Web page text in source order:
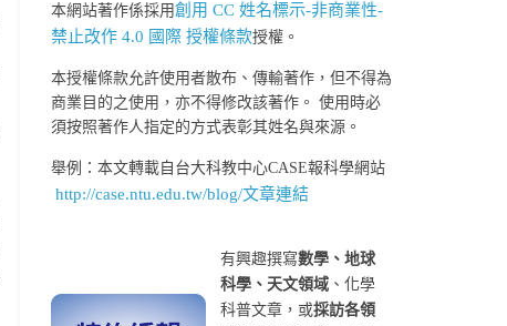
本網站著作係採用創用 CC 姓名標示-非商業性-
禁止改作 4.0 國際 授權條款授權。
本授權條款允許使用者散布、傳輸著作，但不得為
商業目的之使用，亦不得修改該著作。 使用時必
須按照著作人指定的方式表彰其姓名與來源。
舉例：本文轉載自台大科教中心CASE報科學網站
http://case.ntu.edu.tw/blog/文章連結
有興趣撰寫數學、地球
科學、天文領域 、化學
科普文章，或採訪各領